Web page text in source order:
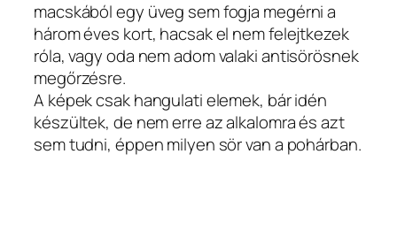
macskából egy üveg sem fogja megérni a
három éves kort, hacsak el nem felejtkezek
róla, vagy oda nem adom valaki antisörösnek
megőrzésre.
A képek csak hangulati elemek, bár idén
készültek, de nem erre az alkalomra és azt
sem tudni, éppen milyen sör van a pohárban.